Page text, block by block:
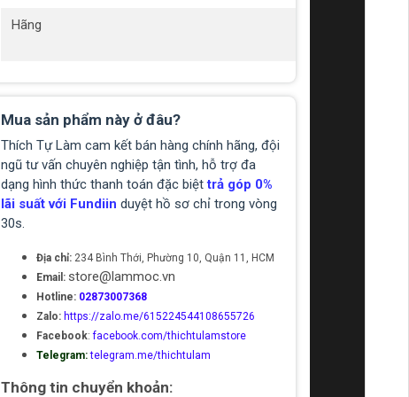
Hãng
Mua sản phẩm này ở đâu?
Thích Tự Làm cam kết bán hàng chính hãng, đội
ngũ tư vấn chuyên nghiệp tận tình, hỗ trợ đa
dạng hình thức thanh toán đặc biệttrả góp 0%
lãi suất với Fundiin duyệt hồ sơ chỉ trong vòng
30s.
Địa chỉ: 234 Bình Thới, Phường 10, Quận 11, HCM
Email: store@lammoc.vn
Hotline: 02873007368
Zalo: https://zalo.me/615224544108655726
Facebook:facebook.com/thichtulamstore
Telegram: telegram.me/thichtulam
Thông tin chuyển khoản: